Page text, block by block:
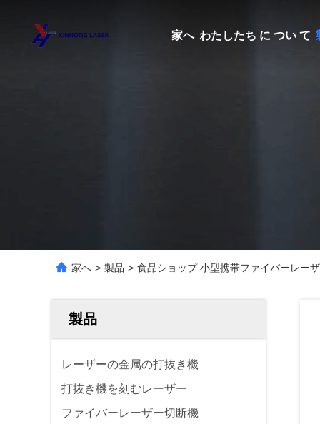
家へ わたしたち に つい て
家へ > 製品 > 食品ショップ 小型携帯ファイバーレー
製品
レーザーの金属の打抜き機
打抜き機を刻むレーザー
ファイバーレーザー切断機